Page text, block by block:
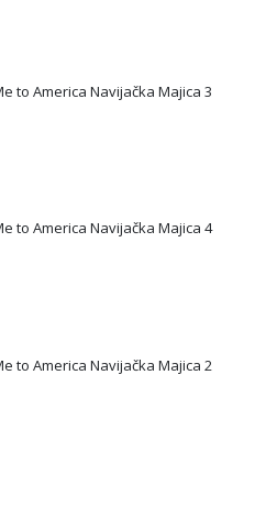
to America Navijačka Majica 3
to America Navijačka Majica 4
to America Navijačka Majica 2